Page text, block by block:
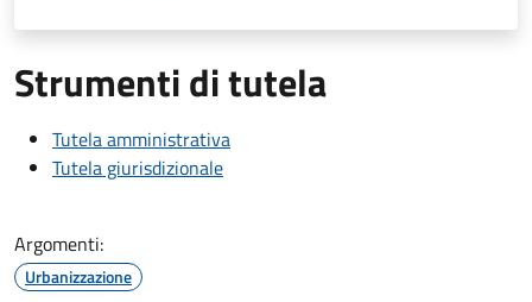
Strumenti di tutela
Tutela amministrativa
Tutela giurisdizionale
Argomenti:
Urbanizzazione